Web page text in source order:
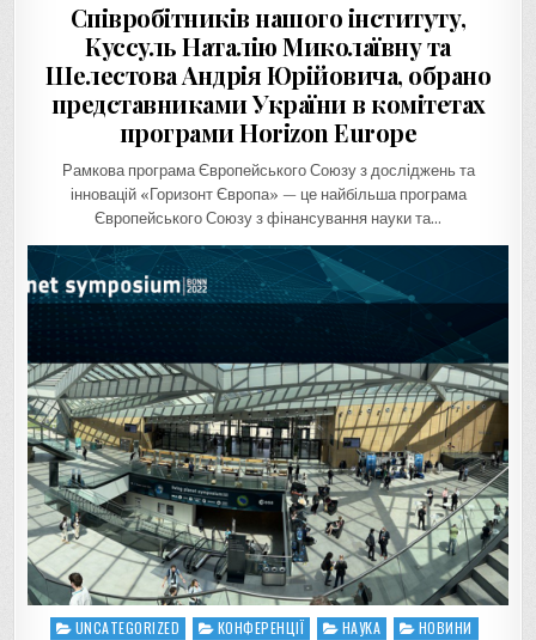
Співробітників нашого інституту,
Куссуль Наталію Миколаївну та
Шелестова Андрія Юрійовича, обрано
представниками України в комітетах
програми Horizon Europe
Рамкова програма Європейського Союзу з досліджень та
інновацій «Горизонт Європа» — це найбільша програма
Європейського Союзу з фінансування науки та…
Posted
UNCATEGORIZED КОНФЕРЕНЦІЇ НАУКА
НОВИНИ